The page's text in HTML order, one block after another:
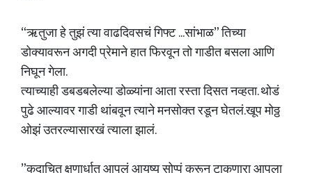
“ऋतुजा हे तुझं त्या वाढदिवसचं गिफ्ट ...सांभाळ” तिच्या
डोक्यावरून अगदी प्रेमाने हात फिरवून तो गाडीत बसला आणि
निघून गेला.
त्याच्याही डबडबलेल्या डोळ्यांना आता रस्ता दिसत नव्हता. थोडं
पुढे आल्यावर गाडी थांबवून त्याने मनसोक्त रडून घेतलं.खूप मोठ्ठ
ओझं उतरल्यासारखं त्याला झालं.